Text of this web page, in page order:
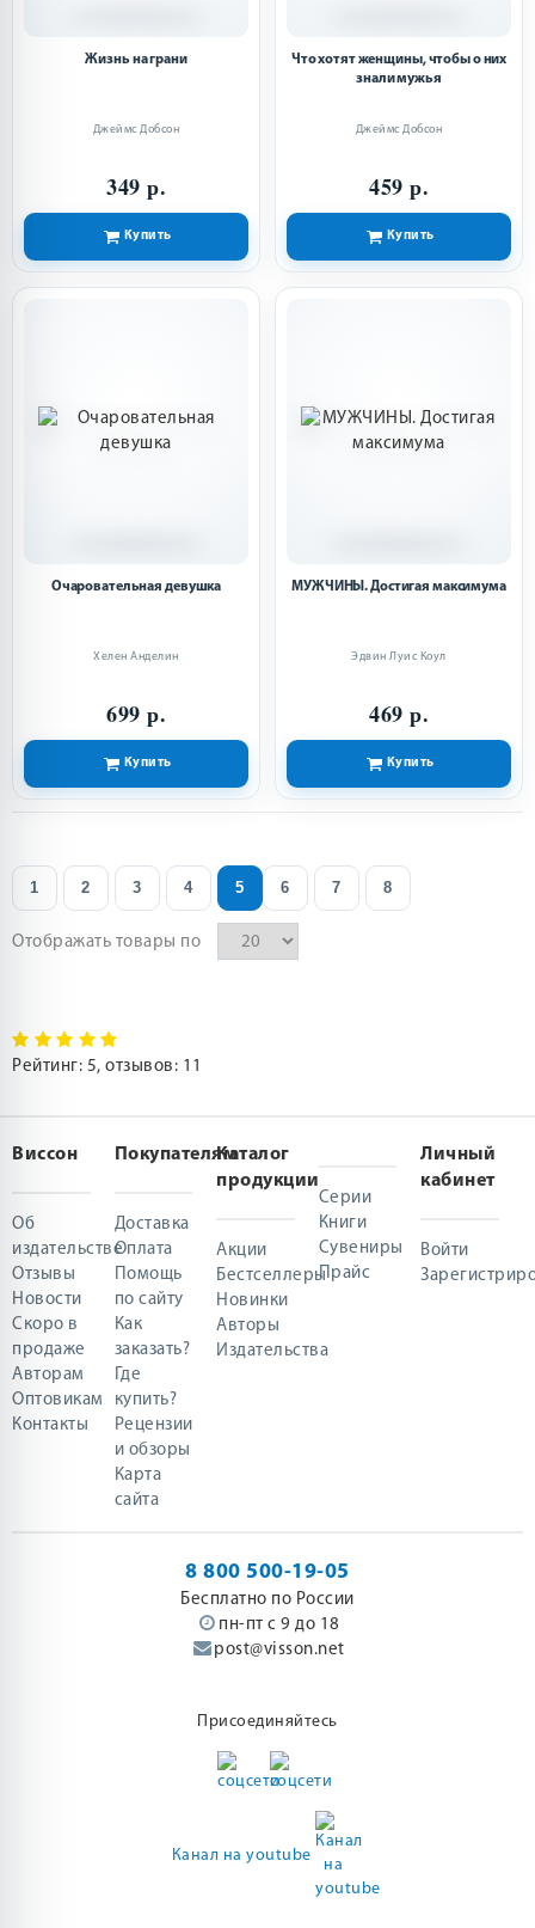
Жизнь на грани
Джеймс Добсон
349 р.
Купить
Что хотят женщины, чтобы о них
знали мужья
Джеймс Добсон
459 р.
Купить
Очаровательная девушка
Хелен Анделин
699 р.
Купить
МУЖЧИНЫ. Достигая максимума
Эдвин Луис Коул
469 р.
Купить
1 2 3 4 5 6 7 8
Отображать товары по
Рейтинг: 5, отзывов: 11
Виссон
Об
издательстве
Отзывы
Новости
Скоро в
продаже
Авторам
Оптовикам
Контакты
Покупателям
Доставка
Оплата
Помощь
по сайту
Как
заказать?
Где
купить?
Рецензии
и обзоры
Карта
сайта
Каталог
продукции
Акции
Бестселлеры
Новинки
Авторы
Издательства
Серии
Книги
Сувениры
Прайс
Личный
кабинет
Войти
8 800 500-19-05
Бесплатно по России
пн-пт с 9 до 18
post@visson.net
Присоединяйтесь
Канал на youtube